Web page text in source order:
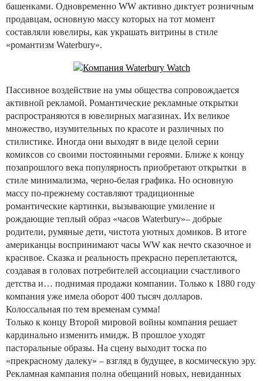
башенками. Одновременно WW активно диктует розничным
продавцам, основную массу которых на тот момент
составляли ювелиры, как украшать витрины в стиле
«романтизм Waterbury».
Пассивное воздействие на умы общества сопровождается
активной рекламой. Романтические рекламные открытки
распространяются в ювелирных магазинах. Их великое
множество, изумительных по красоте и различных по
стилистике. Иногда они выходят в виде целой серии
комиксов со своими постоянными героями. Ближе к концу
позапрошлого века популярность приобретают открытки в
стиле минимализма, черно-белая графика. Но основную
массу по-прежнему составляют традиционные
романтические картинки, вызывающие умиление и
рождающие теплый образ «часов Waterbury»– добрые
родители, румяные дети, чистота уютных домиков. В итоге
американцы воспринимают часы WW как нечто сказочное и
красивое. Сказка и реальность прекрасно переплетаются,
создавая в головах потребителей ассоциации счастливого
детства и… поднимая продажи компании. Только к 1880 году
компания уже имела оборот 400 тысяч долларов.
Колоссальная по тем временам сумма!
Только к концу Второй мировой войны компания решает
кардинально изменить имидж. В прошлое уходят
пасторальные образы. На сцену выходит тоска по
«прекрасному далеку» – взгляд в будущее, в космическую эру.
Рекламная кампания полна обещаний новых, невиданных